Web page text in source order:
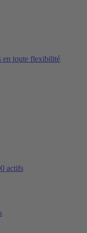
en toute flexibilité
actifs